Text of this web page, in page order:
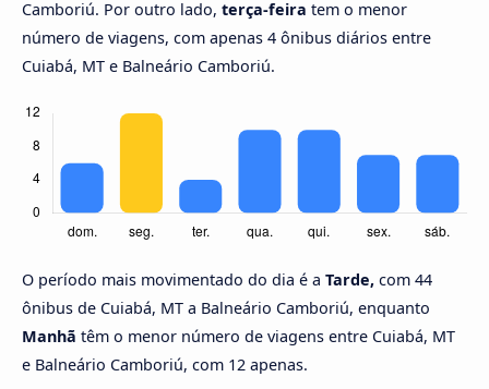
Camboriú. Por outro lado, terça-feira tem o menor
número de viagens, com apenas 4 ônibus diários entre
Cuiabá, MT e Balneário Camboriú.
O período mais movimentado do dia é a Tarde, com 44
ônibus de Cuiabá, MT a Balneário Camboriú, enquanto
Manhã têm o menor número de viagens entre Cuiabá, MT
e Balneário Camboriú, com 12 apenas.